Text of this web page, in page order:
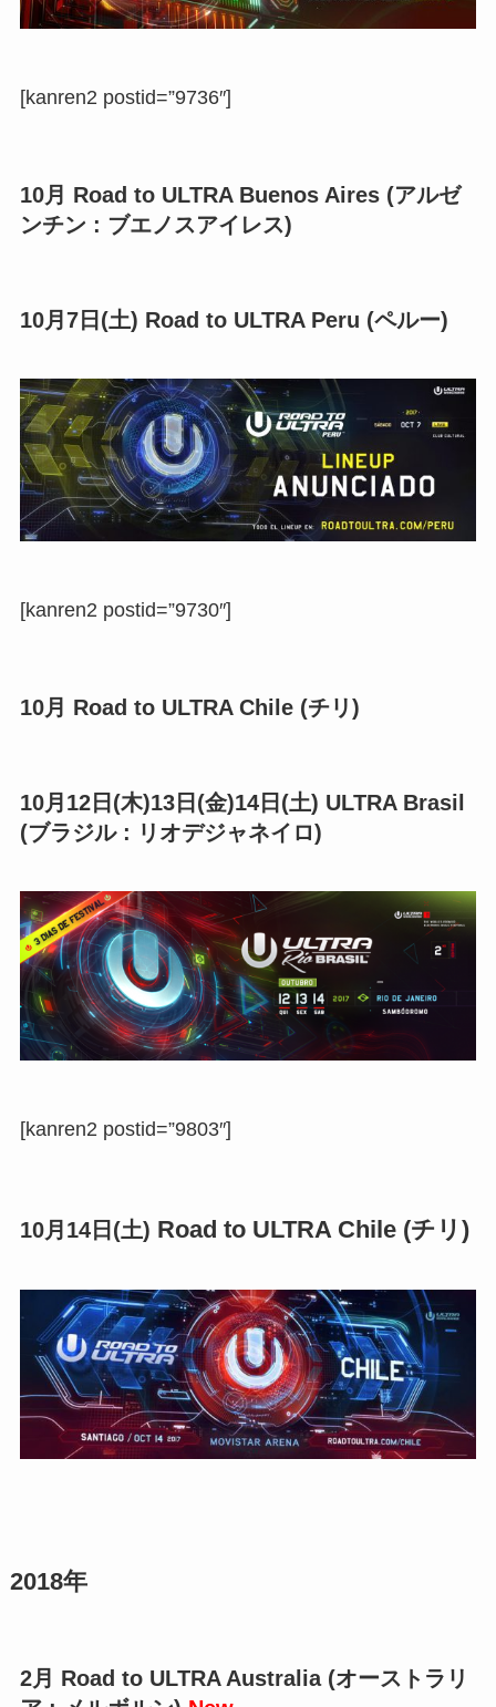
[kanren2 postid=”9736″]
10月 Road to ULTRA Buenos Aires (アルゼ
ンチン : ブエノスアイレス)
10月7日(土) Road to ULTRA Peru (ペルー)
[kanren2 postid=”9730″]
10月 Road to ULTRA Chile (チリ)
10月12日(木)13日(金)14日(土) ULTRA Brasil
(ブラジル : リオデジャネイロ)
[kanren2 postid=”9803″]
10月14日(土) Road to ULTRA Chile (チリ)
2018年
2月 Road to ULTRA Australia (オーストラリ